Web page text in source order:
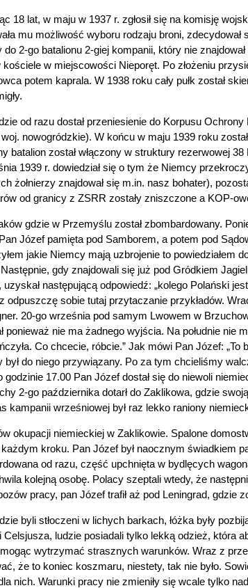
18 lat, w maju w 1937 r. zgłosił się na komisję
mu możliwość wyboru rodzaju broni,
2-go batalionu 2-giej kompanii, który nie
w miejscowości Nieporęt. Po złożeniu
potem kaprala. W 1938 roku cały pułk został
od razu dostał przeniesienie do Korpusu
nowogródzkie). W końcu w maju 1939 roku
batalion został włączony w struktury rezerwowej
1939 r. dowiedział się o tym że Niemcy
żołnierzy znajdował się m.in. nasz bohater),
od granicy z ZSRR zostały zniszczone a KOP-
gdzie w Przemyślu został zbombardowany.
Józef pamięta pod Samborem, a potem pod
jakie Niemcy mają uzbrojenie to powiedziałem
gdy znajdowali się już pod Gródkiem
następującą odpowiedź: „kolego Polański
sobie tutaj przytaczanie przykładów.
20-go września pod samym Lwowem w
ponieważ nie ma żadnego wyjścia. Na południe
Co chcecie, róbcie.” Jak mówi Pan Józef:
do niego przywiązany. Po za tym chcieliśmy
17.00 Pan Józef dostał się do niewoli
2-go października dotarł do Zaklikowa, gdzie
kampanii wrześniowej był raz lekko raniony
okupacji niemieckiej w Zaklikowie. Spalone
kroku. Pan Józef był naocznym świadkiem
od razu, część upchnięta w bydlęcych
kolejną osobę. Polacy szeptali wtedy, że
pracy, pan Józef trafił aż pod Leningrad, gdzie
byli stłoczeni w lichych barkach, łóżka były
ludzie posiadali tylko lekką odzież, która
mogąc wytrzymać strasznych warunków. Wraz z
że to koniec koszmaru, niestety, tak nie było.
nich. Warunki pracy nie zmieniły się wcale tylko